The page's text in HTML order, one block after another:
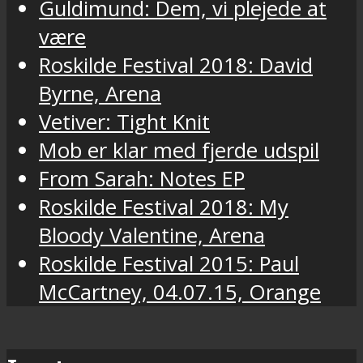
Guldimund: Dem, vi plejede at
være
Roskilde Festival 2018: David
Byrne, Arena
Vetiver: Tight Knit
Mob er klar med fjerde udspil
From Sarah: Notes EP
Roskilde Festival 2018: My
Bloody Valentine, Arena
Roskilde Festival 2015: Paul
McCartney, 04.07.15, Orange